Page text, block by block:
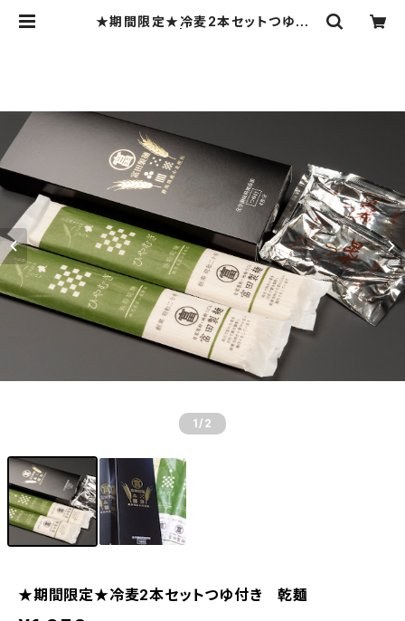
★期間限定★冷麦2本セットつゆ付
1 /2
★期間限定★冷麦2本セットつゆ付き 乾麺